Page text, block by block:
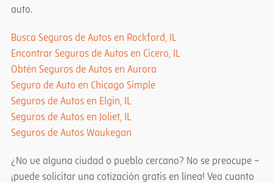
auto.
Busca Seguros de Autos en Rockford, IL
Encontrar Seguros de Autos en Cicero, IL
Obtén Seguros de Autos en Aurora
Seguro de Auto en Chicago Simple
Seguros de Autos en Elgin, IL
Seguros de Autos en Joliet, IL
Seguros de Autos Waukegan
¿No ve alguna ciudad o pueblo cercano? No se preocupe –
¡puede solicitar una cotización gratis en línea! Vea cuanto